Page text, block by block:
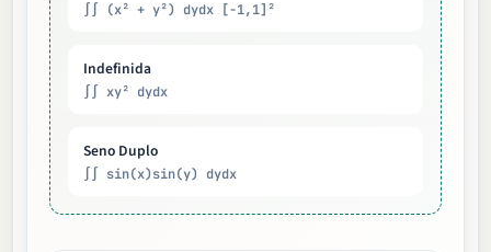
∫∫ (x² + y²) dydx [-1,1]²
Indefinida
∫∫ xy² dydx
Seno Duplo
∫∫ sin(x)sin(y) dydx